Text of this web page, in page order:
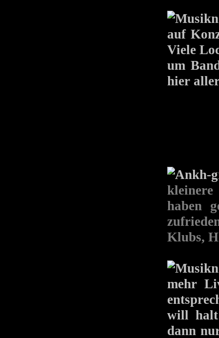
auf
Viele
um
hier
haben
Klubs,
mehr
will halt
dann